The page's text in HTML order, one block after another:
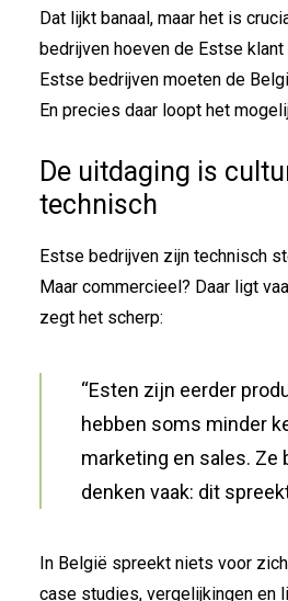
Dat lijkt banaal, maar het is
bedrijven hoeven de Estse
Estse bedrijven moeten de
En precies daar loopt het
De uitdaging is
technisch
Estse bedrijven zijn technisch
Maar commercieel? Daar ligt
zegt het scherp:
“Esten zijn eerder
hebben soms minder
marketing en sales. Ze
denken vaak: dit
In België spreekt niets voor
case studies, vergelijkingen en